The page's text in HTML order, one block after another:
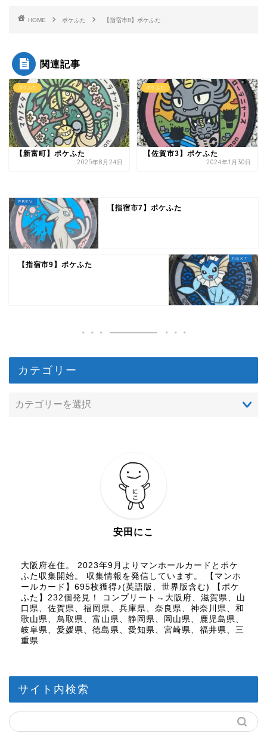
HOME ポケふた 【指宿市8】ポケふた
関連記事
ポケふた
【新富町】ポケふた
2025年8月24日
ポケふた
【佐賀市3】ポケふた
2024年1月30日
【指宿市7】ポケふた
【指宿市9】ポケふた
カテゴリー
安田にこ
大阪府在住。 2023年9月よりマンホールカードとポケ
ふた収集開始。 収集情報を発信しています。 【マンホ
ールカード】695枚獲得♪(英語版、世界版含む) 【ポケ
ふた】232個発見！ コンプリート→大阪府、滋賀県、山
口県、佐賀県、福岡県、兵庫県、奈良県、神奈川県、和
歌山県、鳥取県、富山県、静岡県、岡山県、鹿児島県、
岐阜県、愛媛県、徳島県、愛知県、宮崎県、福井県、三
重県
サイト内検索